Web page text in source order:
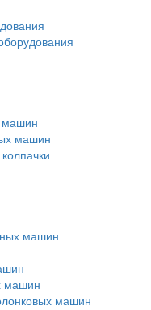
машин
машин
машин
машин
машин